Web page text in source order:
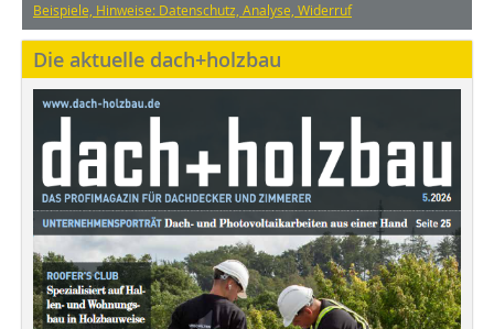
Beispiele, Hinweise: Datenschutz, Analyse, Widerruf
Die aktuelle dach+holzbau